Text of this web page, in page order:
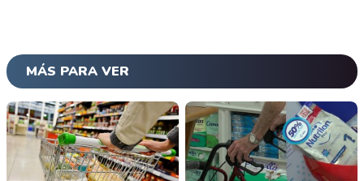
MÁS PARA VER